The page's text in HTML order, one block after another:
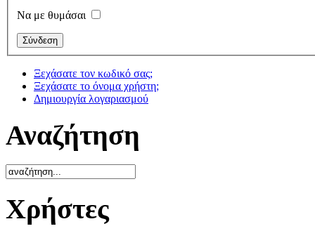
Να με θυμάσαι
Ξεχάσατε τον κωδικό σας;
Ξεχάσατε το όνομα χρήστη;
Δημιουργία λογαριασμού
Αναζήτηση
Χρήστες